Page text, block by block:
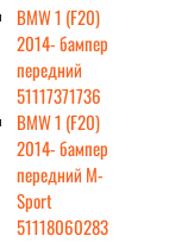
BMW 1 (F20)
2014- бампер
передний
51117371736
BMW 1 (F20)
2014- бампер
передний M-
Sport
51118060283